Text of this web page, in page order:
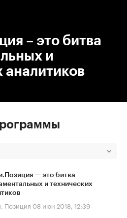
– это битва
и
аналитиков
— это битва
и технических
Позиция 08 июн 2018, 12:39